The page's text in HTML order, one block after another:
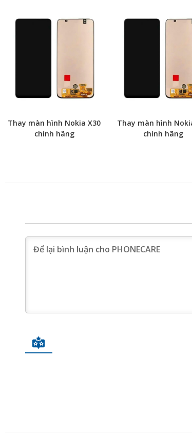
Thay màn hình Nokia X30
chính hãng
Thay màn hình
chính hãng